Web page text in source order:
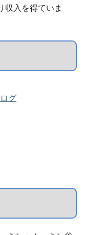
収入を得ていま
グ